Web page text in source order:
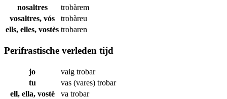
nosaltres
trobàrem
vosaltres, vós
trobàreu
ells, elles, vostès trobaren
Perifrastische verleden tijd
jo vaig trobar
tu
vas (vares) trobar
ell, ella, vostè
va trobar